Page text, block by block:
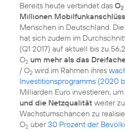
Bereits heute verbindet das O2
Millionen
Menschen in Deutschland.
hat sich zudem im
(Q1 2017) auf aktuell bis zu
O2 um mehr als das
/ O2 wird im Rahmen ihres
Investitionsprogramms (2020
Milliarden Euro investieren, um
und die Netzqualität weiter
Wachstumschancen zu
O2 über30 Prozent der